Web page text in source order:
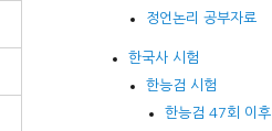
정언논리 공부자료
한국사 시험
한능검 시험
한능검 47회 이후